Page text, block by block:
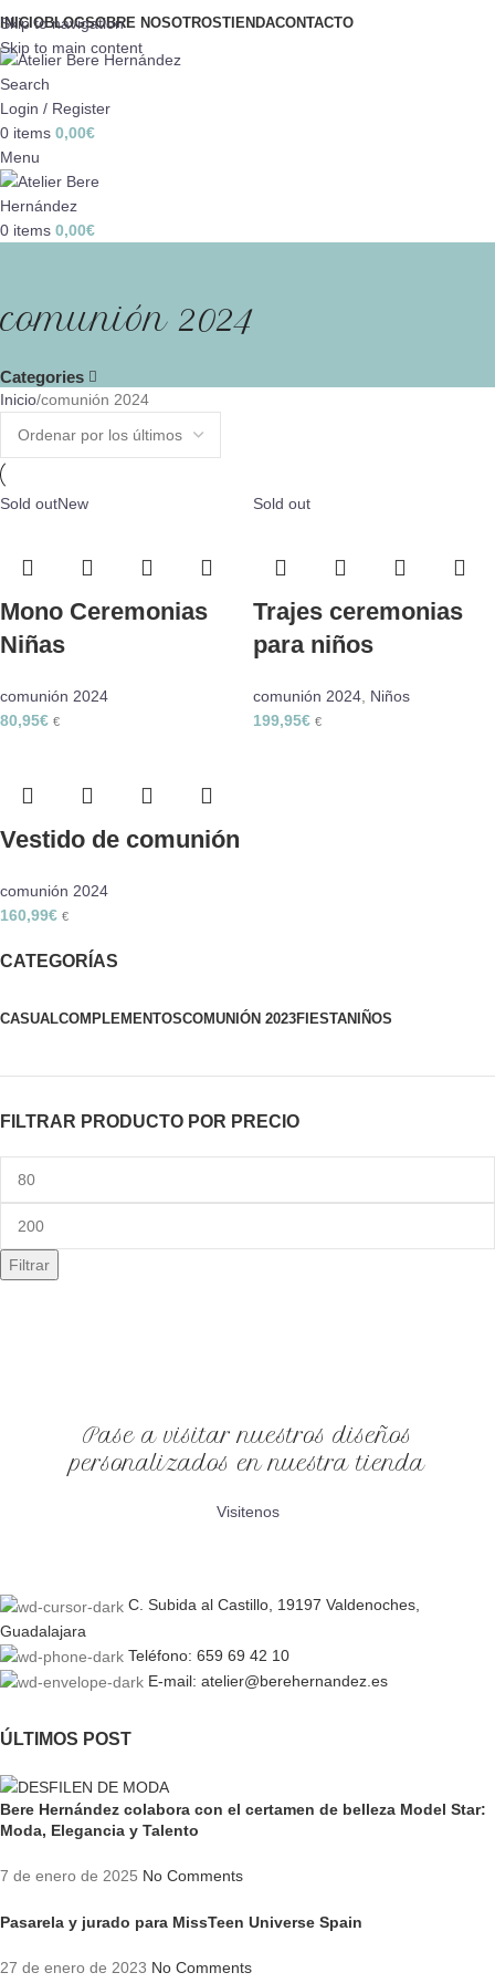
Skip to navigation
Skip to main content
INICIOBLOGSOBRE NOSOTROSTIENDACONTACTO
Search
Login / Register
0 items 0,00€
Menu
0 items 0,00€
comunión 2024
Categories
CATEGORÍAS
CASUALCOMPLEMENTOSCOMUNIÓN 2023FIESTANIÑOS
FILTRAR PRODUCTO POR PRECIO
Filtrar
Inicio comunión 2024
Sold outNew
Mono Ceremonias
Niñas
comunión 2024
80,95€ €
Sold out
Trajes ceremonias
para niños
comunión 2024, Niños
199,95€ €
Vestido de comunión
comunión 2024
160,99€ €
Pase a visitar nuestros diseños
personalizados en nuestra tienda
Visitenos
C. Subida al Castillo, 19197 Valdenoches,
Guadalajara
Teléfono: 659 69 42 10
E-mail: atelier@berehernandez.es
ÚLTIMOS POST
Bere Hernández colabora con el certamen de belleza Model Star:
Moda, Elegancia y Talento
7 de enero de 2025 No Comments
Pasarela y jurado para MissTeen Universe Spain
27 de enero de 2023 No Comments